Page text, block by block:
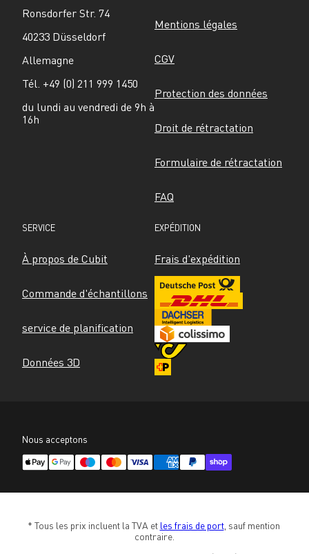
Ronsdorfer Str. 74
40233 Düsseldorf
Allemagne
Tél. +49 (0) 211 999 1450
du lundi au vendredi de 9h à
16h
Mentions légales
CGV
Protection des données
Droit de rétractation
Formulaire de rétractation
FAQ
SERVICE
À propos de Cubit
Commande d'échantillons
service de planification
Données 3D
EXPÉDITION
Frais d'expédition
Nous acceptons
* Tous les prix incluent la TVA et les frais de port, sauf mention
contraire.